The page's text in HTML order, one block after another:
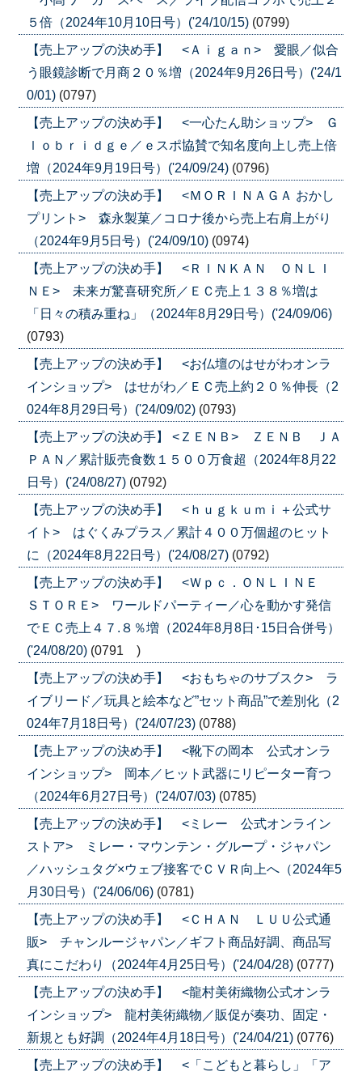
５倍（2024年10月10日号）('24/10/15) (0799)
【売上アップの決め手】 <Ａｉｇａｎ> 愛眼／似合
う眼鏡診断で月商２０％増（2024年9月26日号）('24/1
0/01) (0797)
【売上アップの決め手】 <一心たん助ショップ> Ｇ
ｌｏｂｒｉｄｇｅ／ｅスポ協賛で知名度向上し売上倍
増（2024年9月19日号）('24/09/24) (0796)
【売上アップの決め手】 <ＭＯＲＩＮＡＧＡ おかし
プリント> 森永製菓／コロナ後から売上右肩上がり
（2024年9月5日号）('24/09/10) (0974)
【売上アップの決め手】 <ＲＩＮＫＡＮ ＯＮＬＩ
ＮＥ> 未来ガ驚喜研究所／ＥＣ売上１３８％増は
「日々の積み重ね」（2024年8月29日号）('24/09/06)
(0793)
【売上アップの決め手】 <お仏壇のはせがわオンラ
インショップ> はせがわ／ＥＣ売上約２０％伸長（2
024年8月29日号）('24/09/02) (0793)
【売上アップの決め手】 <ＺＥＮＢ> ＺＥＮＢ ＪＡ
ＰＡＮ／累計販売食数１５００万食超（2024年8月22
日号）('24/08/27) (0792)
【売上アップの決め手】 <ｈｕｇｋｕｍｉ＋公式サ
イト> はぐくみプラス／累計４００万個超のヒット
に（2024年8月22日号）('24/08/27) (0792)
【売上アップの決め手】 <Ｗｐｃ．ＯＮＬＩＮＥ
ＳＴＯＲＥ> ワールドパーティー／心を動かす発信
でＥＣ売上４７.８％増（2024年8月8日･15日合併号）
('24/08/20) (0791 )
【売上アップの決め手】 <おもちゃのサブスク> ラ
イブリード／玩具と絵本など”セット商品”で差別化（2
024年7月18日号）('24/07/23) (0788)
【売上アップの決め手】 <靴下の岡本 公式オンラ
インショップ> 岡本／ヒット武器にリピーター育つ
（2024年6月27日号）('24/07/03) (0785)
【売上アップの決め手】 <ミレー 公式オンライン
ストア> ミレー・マウンテン・グループ・ジャパン
／ハッシュタグ×ウェブ接客でＣＶＲ向上へ（2024年5
月30日号）('24/06/06) (0781)
【売上アップの決め手】 <ＣＨＡＮ ＬＵＵ公式通
販> チャンルージャパン／ギフト商品好調、商品写
真にこだわり（2024年4月25日号）('24/04/28) (0777)
【売上アップの決め手】 <龍村美術織物公式オンラ
インショップ> 龍村美術織物／販促が奏功、固定・
新規とも好調（2024年4月18日号）('24/04/21) (0776)
【売上アップの決め手】 <「こどもと暮らし」「ア